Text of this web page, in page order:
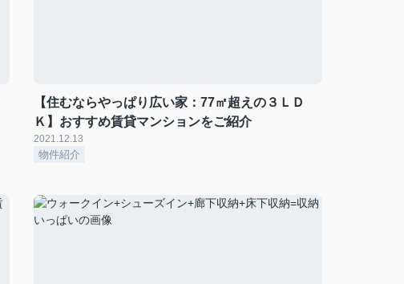
【住むならやっぱり広い家：77㎡超えの３ＬＤ
Ｋ】おすすめ賃貸マンションをご紹介
2021.12.13
物件紹介